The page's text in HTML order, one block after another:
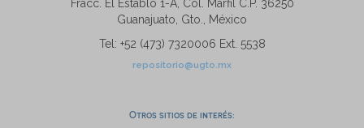
Fracc. El Establo 1-A, Col. Marfil C.P. 36250
Guanajuato, Gto., México
Tel: +52 (473) 7320006 Ext. 5538
repositorio@ugto.mx
Otros sitios de interés: